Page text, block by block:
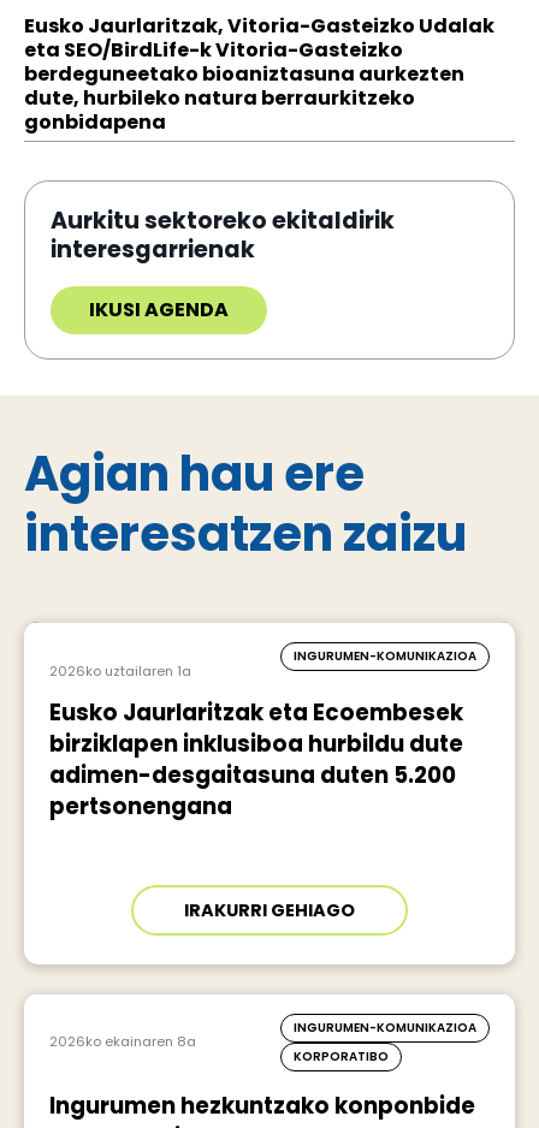
Eusko Jaurlaritzak, Vitoria-Gasteizko Udalak
eta SEO/BirdLife-k Vitoria-Gasteizko
berdeguneetako bioaniztasuna aurkezten
dute, hurbileko natura berraurkitzeko
gonbidapena
Aurkitu sektoreko ekitaldirik
interesgarrienak
IKUSI AGENDA
Agian hau ere
interesatzen zaizu
2026ko uztailaren 1a
INGURUMEN-KOMUNIKAZIOA
Eusko Jaurlaritzak eta Ecoembesek
birziklapen inklusiboa hurbildu dute
adimen-desgaitasuna duten 5.200
pertsonengana
IRAKURRI GEHIAGO
2026ko ekainaren 8a
INGURUMEN-KOMUNIKAZIOA
KORPORATIBO
Ingurumen hezkuntzako konponbide